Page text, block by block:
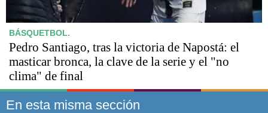
BÁSQUETBOL.
Pedro Santiago, tras la victoria de Napostá: el
masticar bronca, la clave de la serie y el "no
clima" de final
En esta misma sección